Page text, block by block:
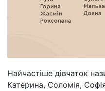
Найчастіше дівчаток
Катерина, Соломія,